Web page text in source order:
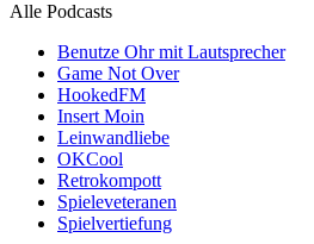
Alle Podcasts
Benutze Ohr mit Lautsprecher
Game Not Over
HookedFM
Insert Moin
Leinwandliebe
OKCool
Retrokompott
Spieleveteranen
Spielvertiefung